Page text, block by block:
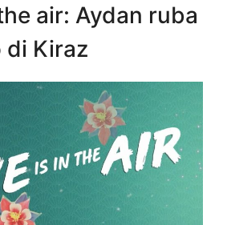
air: Aydan ruba
di Kiraz